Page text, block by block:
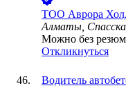
ТОО Аврора
Алматы,
Можно без
Откликнуться
Водитель